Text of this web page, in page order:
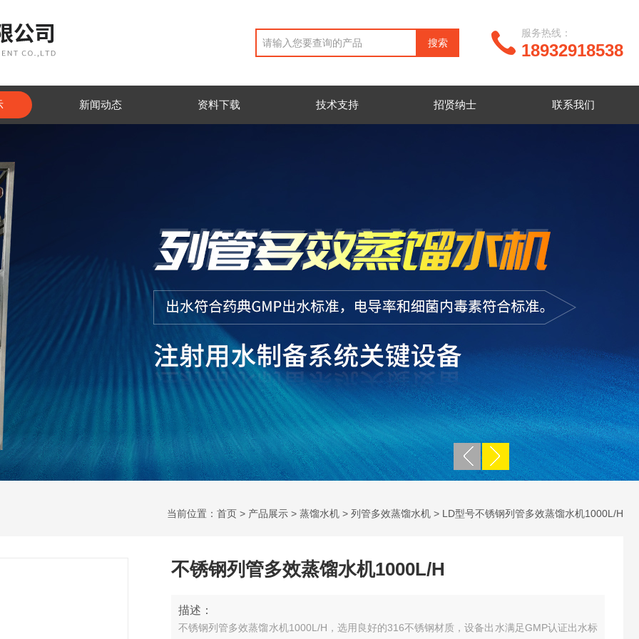
18932918538
服务热线：
新闻动态 资料下载 技术支持 招贤纳士 联系我们
当前位置： 首页 > 产品展示 > 蒸馏水机 > 列管多效蒸馏水机 > LD型号不锈钢列管多效蒸馏水机1000L/H
不锈钢列管多效蒸馏水机1000L/H
描述：
不锈钢列管多效蒸馏水机1000L/H，选用良好的316不锈钢材质，设备出水满足GMP认证出水标